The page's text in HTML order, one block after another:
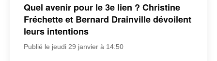
Quel avenir pour le 3e lien ? Christine
Fréchette et Bernard Drainville dévoilent
leurs intentions
Publié le jeudi 29 janvier à 14:50